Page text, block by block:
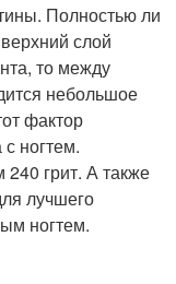
Полностью ли
слой
то между
небольшое
фактор
ногтем.
грит. А также
лучшего
ногтем.